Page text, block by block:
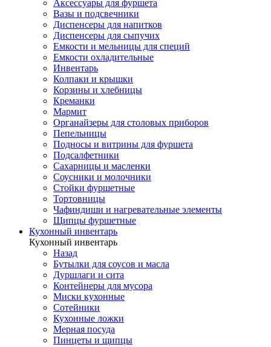
Аксессуары для фуршета
Вазы и подсвечники
Диспенсеры для напитков
Диспенсеры для сыпучих
Емкости и мельницы для специй
Емкости охладительные
Инвентарь
Колпаки и крышки
Корзины и хлебницы
Креманки
Мармит
Органайзеры для столовых приборов
Пепельницы
Подносы и витрины для фуршета
Подсалфетники
Сахарницы и масленки
Соусники и молочники
Стойки фуршетные
Тортовницы
Чафиндиши и нагревательные элементы
Щипцы фуршетные
Кухонный инвентарь
Кухонный инвентарь
Назад
Бутылки для соусов и масла
Дуршлаги и сита
Контейнеры для мусора
Миски кухонные
Сотейники
Кухонные ложки
Мерная посуда
Пинцеты и щипцы